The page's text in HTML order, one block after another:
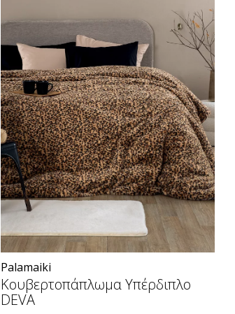
Palamaiki
Κουβερτοπάπλωμα Υπέρδιπλο
DEVA